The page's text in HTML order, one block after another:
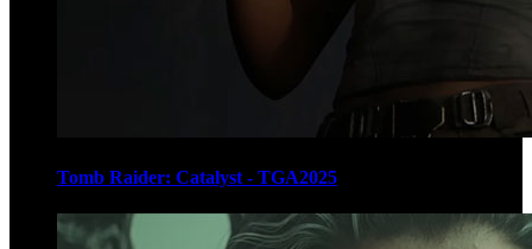
Tomb Raider: Catalyst - TGA2025